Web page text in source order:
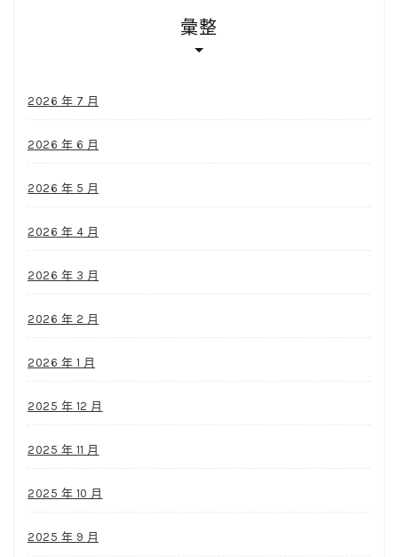
彙整
2026 年 7 月
2026 年 6 月
2026 年 5 月
2026 年 4 月
2026 年 3 月
2026 年 2 月
2026 年 1 月
2025 年 12 月
2025 年 11 月
2025 年 10 月
2025 年 9 月